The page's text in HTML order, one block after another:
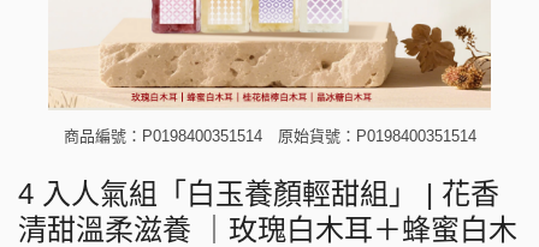
商品編號：P0198400351514 原始貨號：P0198400351514
4 入人氣組「白玉養顏輕甜組」 | 花香
清甜溫柔滋養 ｜玫瑰白木耳＋蜂蜜白木